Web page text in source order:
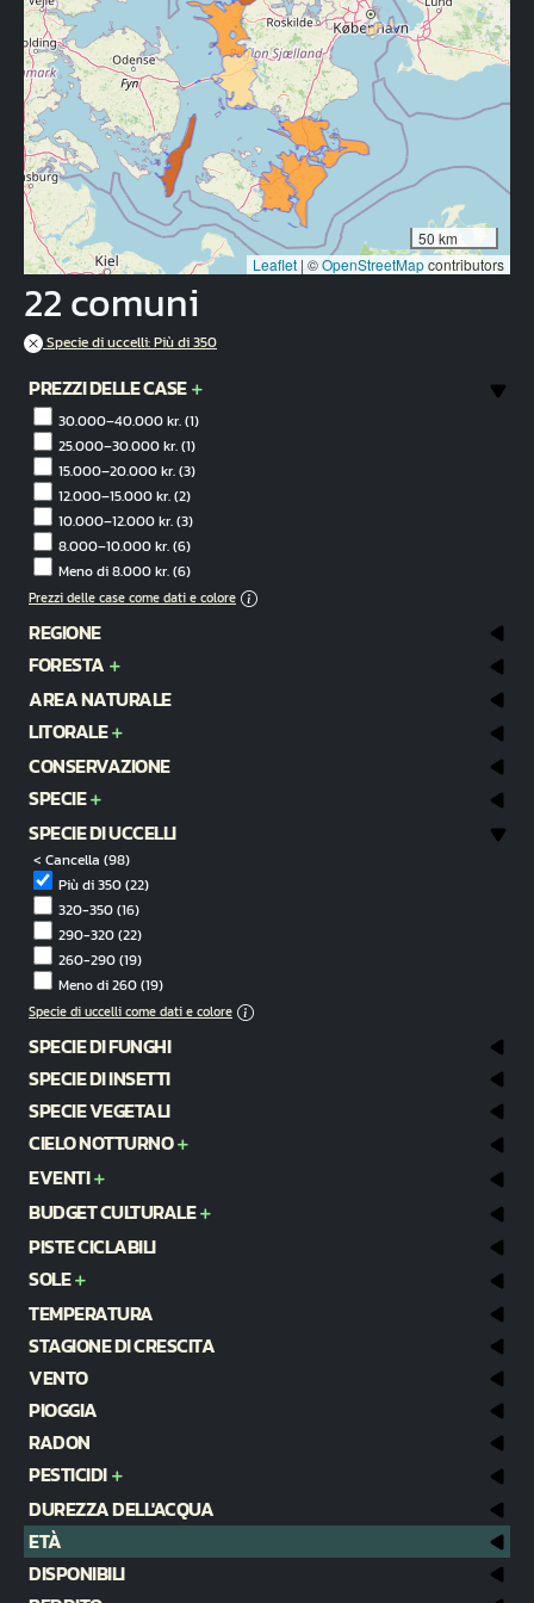
PREZZI DELLE CASE
30.000–40.000 kr.(1)
25.000–30.000 kr.(1)
15.000–20.000 kr.(3)
12.000–15.000 kr.(2)
10.000–12.000 kr.(3)
8.000–10.000 kr.(6)
Meno di 8.000 kr.(6)
Prezzi delle case come dati e colore
REGIONE
FORESTA
AREA NATURALE
LITORALE
CONSERVAZIONE
SPECIE
SPECIE DI UCCELLI
< Cancella (98)
Più di 350(22)
320-350(16)
290-320(22)
260-290(19)
Meno di 260(19)
Specie di uccelli come dati e colore
SPECIE DI FUNGHI
SPECIE DI INSETTI
SPECIE VEGETALI
CIELO NOTTURNO
EVENTI
BUDGET CULTURALE
PISTE CICLABILI
SOLE
TEMPERATURA
STAGIONE DI CRESCITA
VENTO
PIOGGIA
RADON
PESTICIDI
DUREZZA DELL'ACQUA
ETÀ
DISPONIBILI
50 km
Leaflet | ©OpenStreetMapcontributors
22 comuni
Specie di uccelli: Più di 350